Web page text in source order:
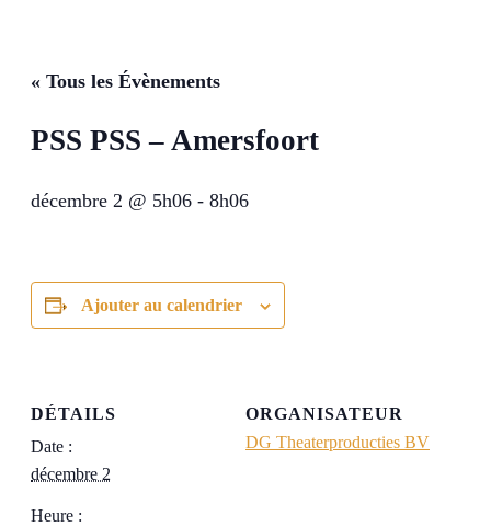
« Tous les Évènements
PSS PSS – Amersfoort
décembre 2 @ 5h06 - 8h06
Ajouter au calendrier
DÉTAILS
Date :
décembre 2
Heure :
ORGANISATEUR
DG Theaterproducties BV